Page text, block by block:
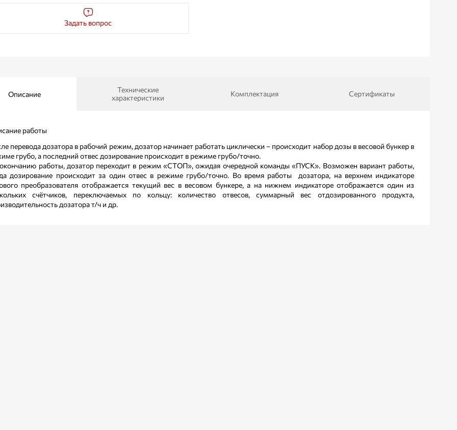
Задать вопрос
Описание
Технические
характеристики
Комплектация Сертификаты
работы
перевода дозатора в рабочий режим, дозатор начинает работать циклически – происходит набор дозы в весовой бункер в
грубо, а последний отвес дозирование происходит в режиме грубо/точно.
работы, дозатор переходит в режим «СТОП», ожидая очередной команды «ПУСК». Возможен вариант работы,
дозирование происходит за один отвес в режиме грубо/точно. Во время работы дозатора, на верхнем индикаторе
преобразователя отображается текущий вес в весовом бункере, а на нижнем индикаторе отображается один из
счётчиков, переключаемых по кольцу: количество отвесов, суммарный вес отдозированного продукта,
дозатора т/ч и др.